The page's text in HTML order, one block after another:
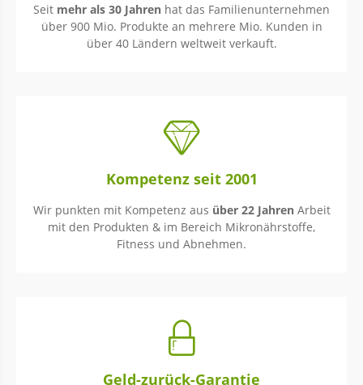
Seit mehr als 30 Jahren hat das Familienunternehmen
über 900 Mio. Produkte an mehrere Mio. Kunden in
über 40 Ländern weltweit verkauft.
Kompetenz seit 2001
Wir punkten mit Kompetenz aus über 22 JahrenArbeit
mit den Produkten & im Bereich Mikronährstoffe,
Fitness und Abnehmen.
Geld-zurück-Garantie